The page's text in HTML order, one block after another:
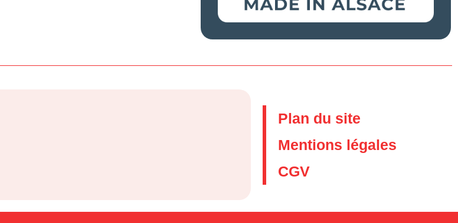
Plan du site
Mentions légales
CGV